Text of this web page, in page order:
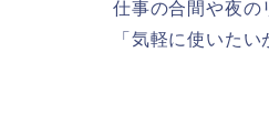
仕事の合間や夜の
「気軽に使いた